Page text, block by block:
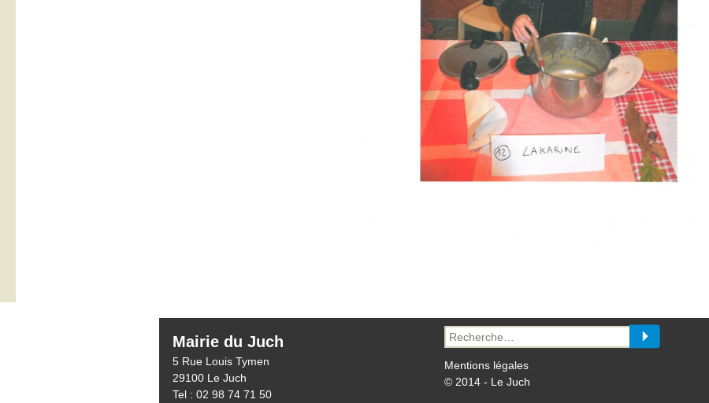
Mairie du Juch
5 Rue Louis Tymen
29100 Le Juch
Tel : 02 98 74 71 50
Recherche
pour :
Mentions légales
© 2014 - Le Juch